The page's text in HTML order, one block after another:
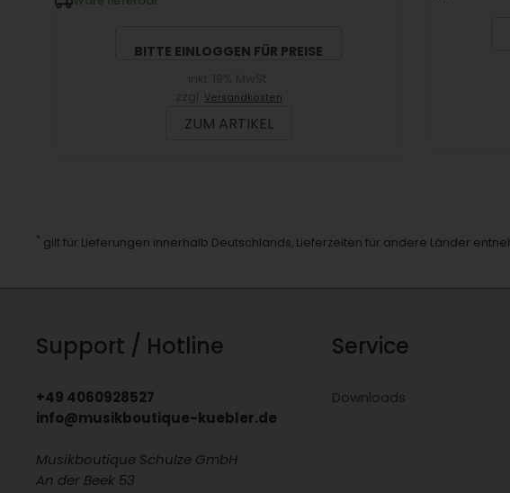
BITTE EINLOGGEN FÜR PREISE
Versandkosten
ZUM ARTIKEL
* gilt für Lieferungen innerhalb Deutschlands, Lieferzeiten für andere Länder
Support / Hotline
+49 4060928527
info@musikboutique-kuebler.de
Musikboutique Schulze GmbH
An der Beek 53
Service
Downloads